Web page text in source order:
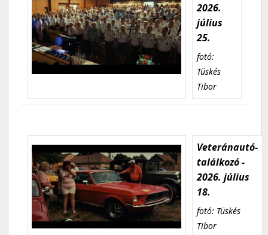
2026.
július
25.
fotó:
Tüskés
Tibor
Veteránautó-
találkozó -
2026. július
18.
fotó: Tüskés
Tibor